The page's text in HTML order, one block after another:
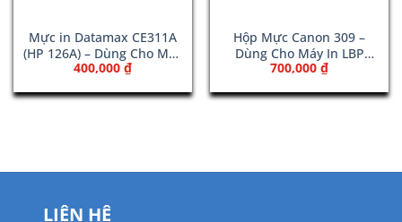
Mực in Datamax CE311A
(HP 126A) – Dùng Cho Máy
HP MFP 175a
400,000 ₫
Hộp Mực Canon 309 –
Dùng Cho Máy In LBP
3970
700,000 ₫
LIÊN HỆ